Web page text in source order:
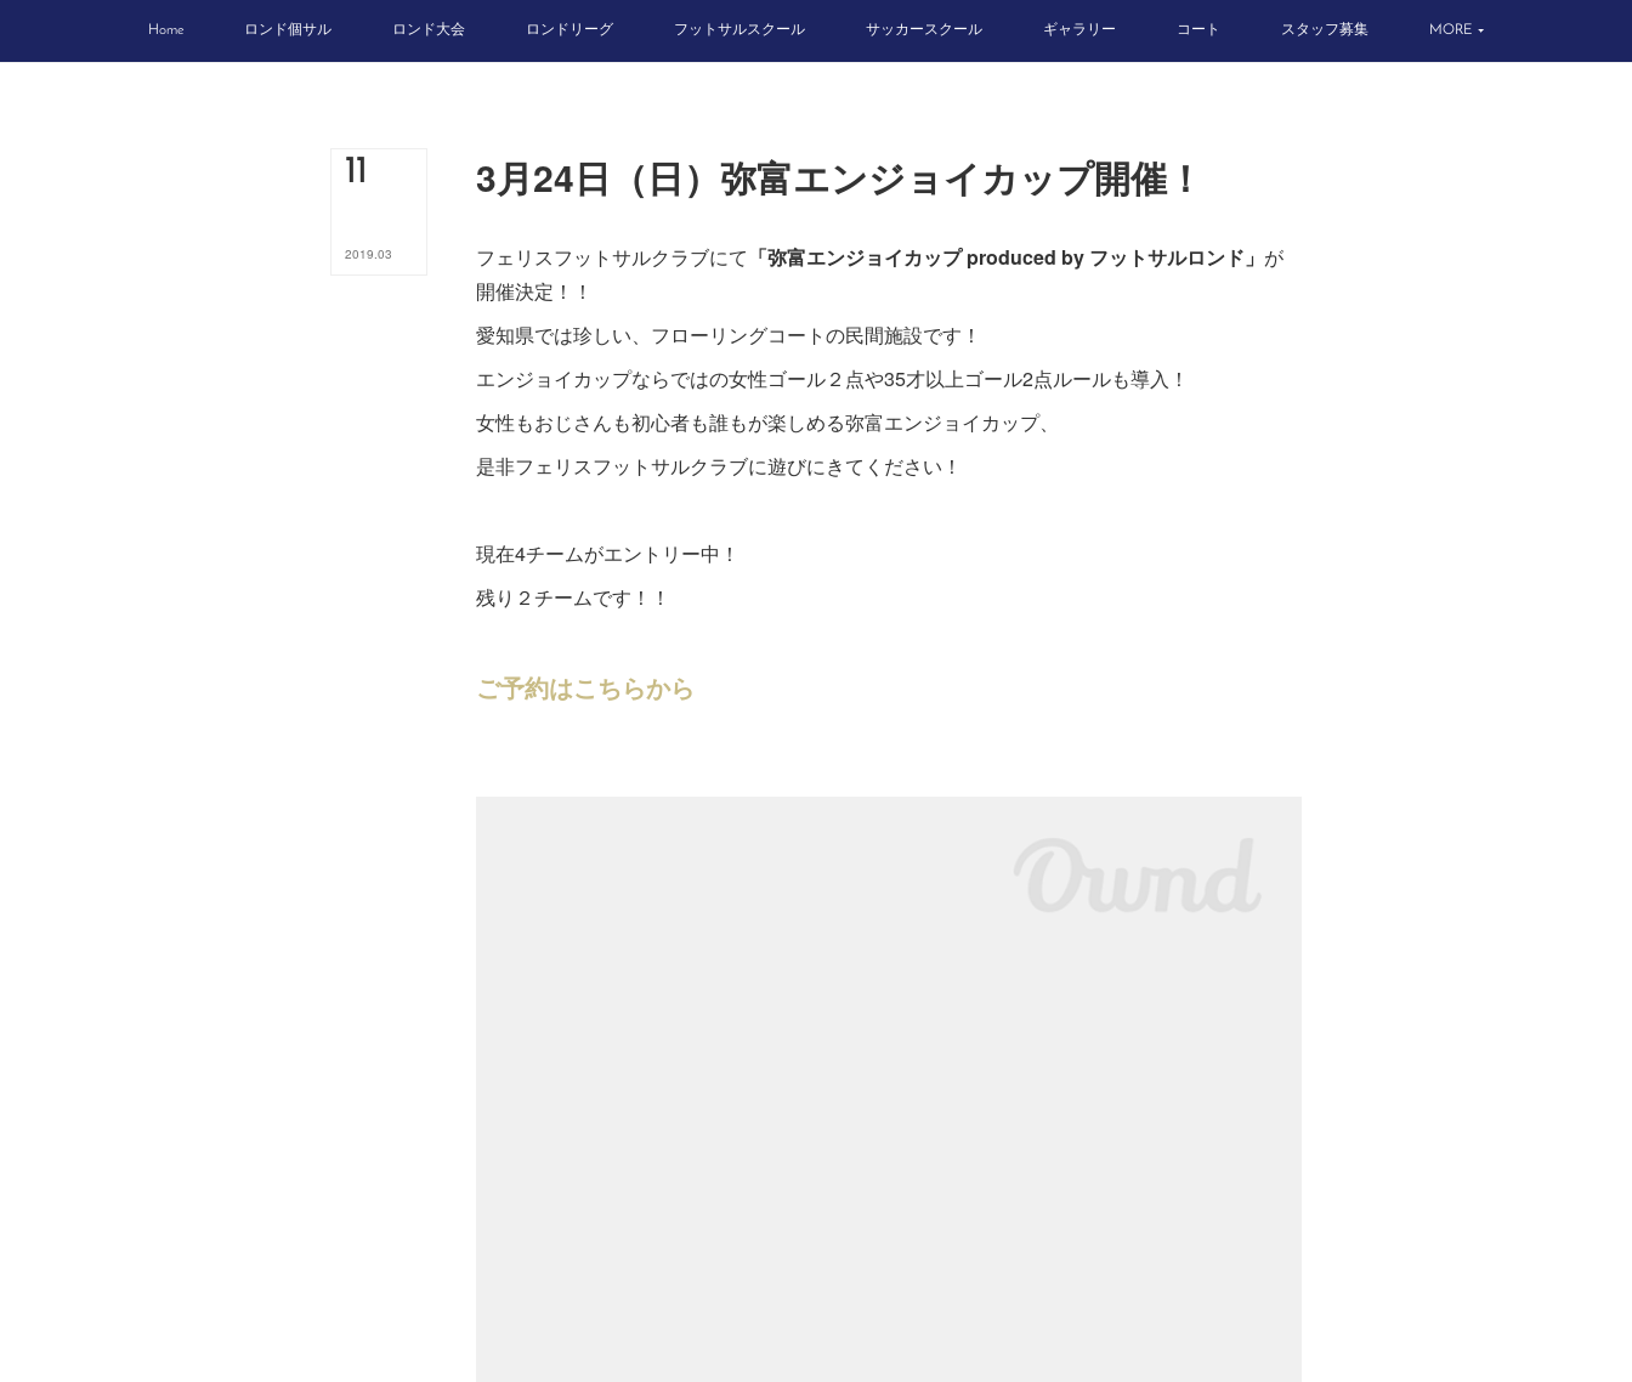
Home ロンド個サル ロンド大会 ロンドリーグ フットサルスクール サッカースクール ギャラリー コート スタッフ募集 MORE
11
2019.03
3月24日（日）弥富エンジョイカップ開催！
フェリスフットサルクラブにて 「弥富エンジョイカップ produced by フットサルロンド」 が
開催決定！！
愛知県では珍しい、フローリングコートの民間施設です！
エンジョイカップならではの女性ゴール２点や35才以上ゴール2点ルールも導入！
女性もおじさんも初心者も誰もが楽しめる弥富エンジョイカップ、
是非フェリスフットサルクラブに遊びにきてください！
現在4チームがエントリー中！
残り２チームです！！
ご予約はこちらから